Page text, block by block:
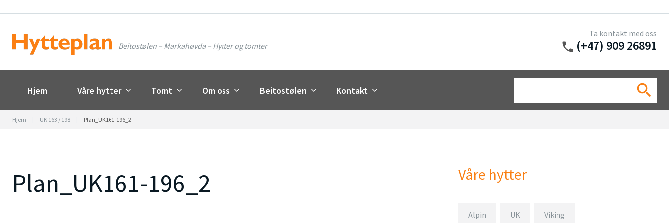
Beitostølen – Markahøvda – Hytter og tomter
Ta kontakt med oss
phone (+47) 909 26891
Hjem Våre hytter Tomt Om oss Beitostølen Kontakt search
Hjem | UK 163 / 198 | Plan_UK161-196_2
Plan_UK161-196_2 Våre hytter
Alpin UK Viking